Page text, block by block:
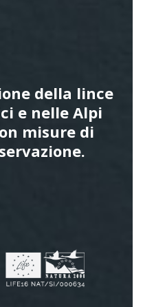
della lince
e nelle Alpi
misure di